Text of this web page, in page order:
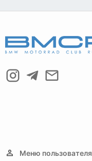
Меню пользователя